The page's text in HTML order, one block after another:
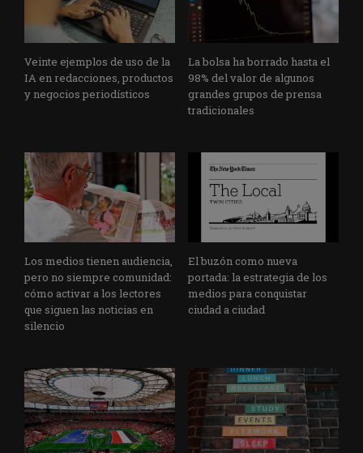
Veinte ejemplos de uso de la
IA en redacciones, productos
y negocios periodísticos
La bolsa ha borrado hasta el
98% del valor de algunos
grandes grupos de prensa
tradicionales
Los medios tienen audiencia,
pero no siempre comunidad:
cómo activar a los lectores
que siguen las noticias en
silencio
El buzón como nueva
portada: la estrategia de los
medios para conquistar
ciudad a ciudad